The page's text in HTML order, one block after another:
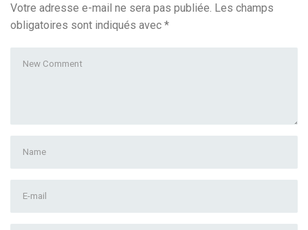
Votre adresse e-mail ne sera pas publiée. Les champs
obligatoires sont indiqués avec *
Last
name*
Address*